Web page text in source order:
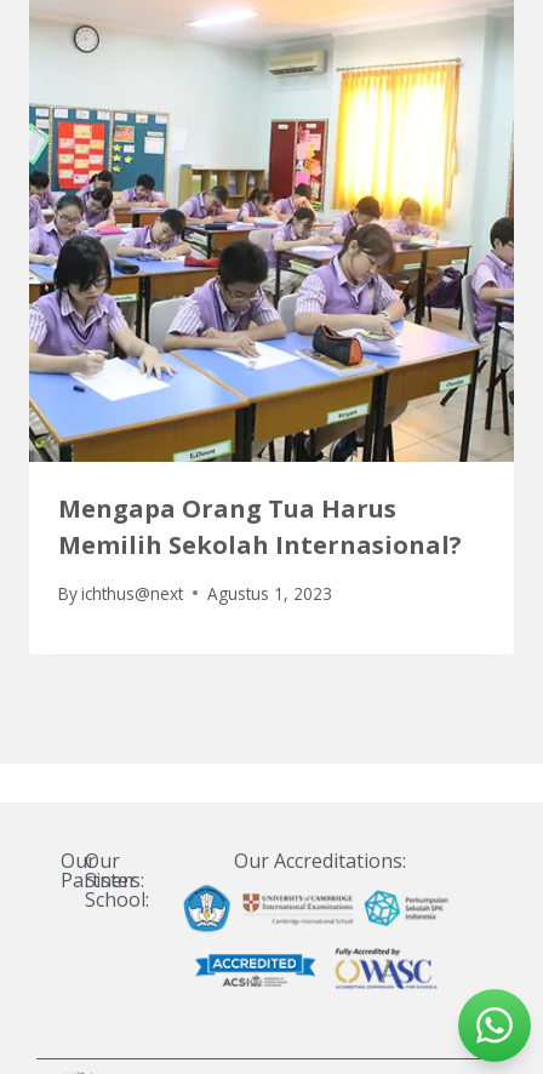
Mengapa Orang Tua Harus
Memilih Sekolah Internasional?
Byichthus@next Agustus 1, 2023
Our
Partners:
Our
Sister
School:
Our Accreditations: